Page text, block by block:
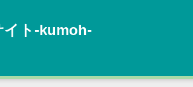
ト‐kumoh‐